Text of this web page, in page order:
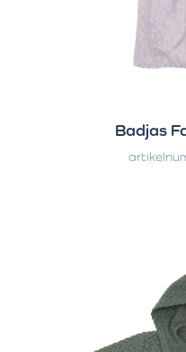
Badjas